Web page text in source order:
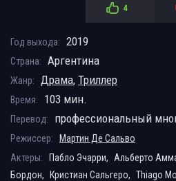
4
Год выхода: 2019
Страна: Аргентина
Жанр: Драма, Триллер
Время: 103 мин.
Перевод: профессиональный
Режиссер:
Мартин Де Сальво
Актеры:
Пабло Эчарри, Альберто
Бордон,
Кристиан Сальгеро, Thiago